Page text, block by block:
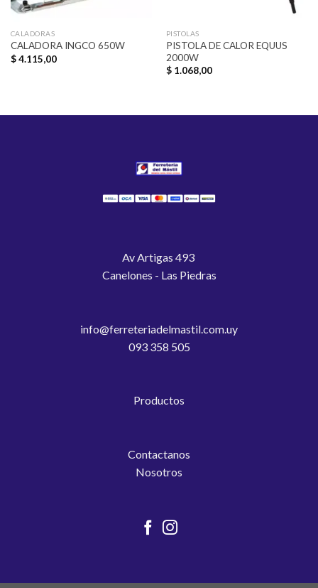
CALADORAS
CALADORA INGCO 650W
$4.115,00
PISTOLAS
PISTOLA DE CALOR EQUUS
2000W
$1.068,00
Av Artigas 493
Canelones - Las Piedras
info@ferreteriadelmastil.com.uy
093 358 505
Productos
Contactanos
Nosotros